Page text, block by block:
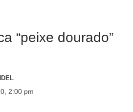
“peixe dourado”
2:00 pm